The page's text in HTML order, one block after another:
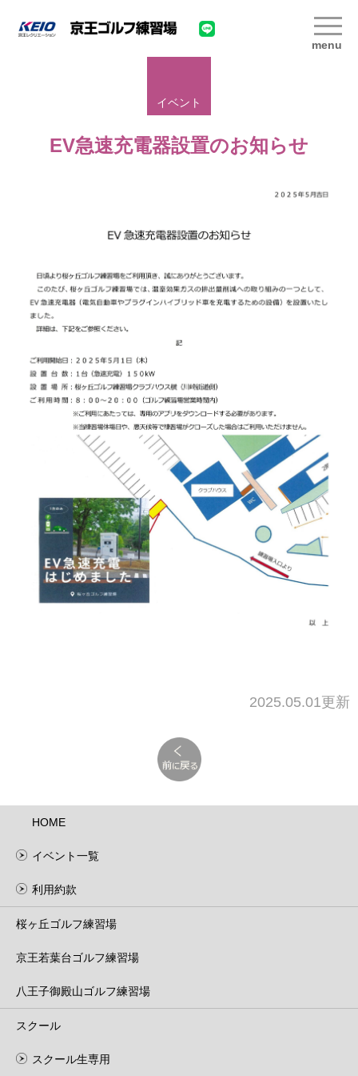
menu
イベント
EV急速充電器設置のお知らせ
2025.05.01更新
HOME
イベント一覧
利用約款
桜ヶ丘ゴルフ練習場
京王若葉台ゴルフ練習場
八王子御殿山ゴルフ練習場
スクール
スクール生専用